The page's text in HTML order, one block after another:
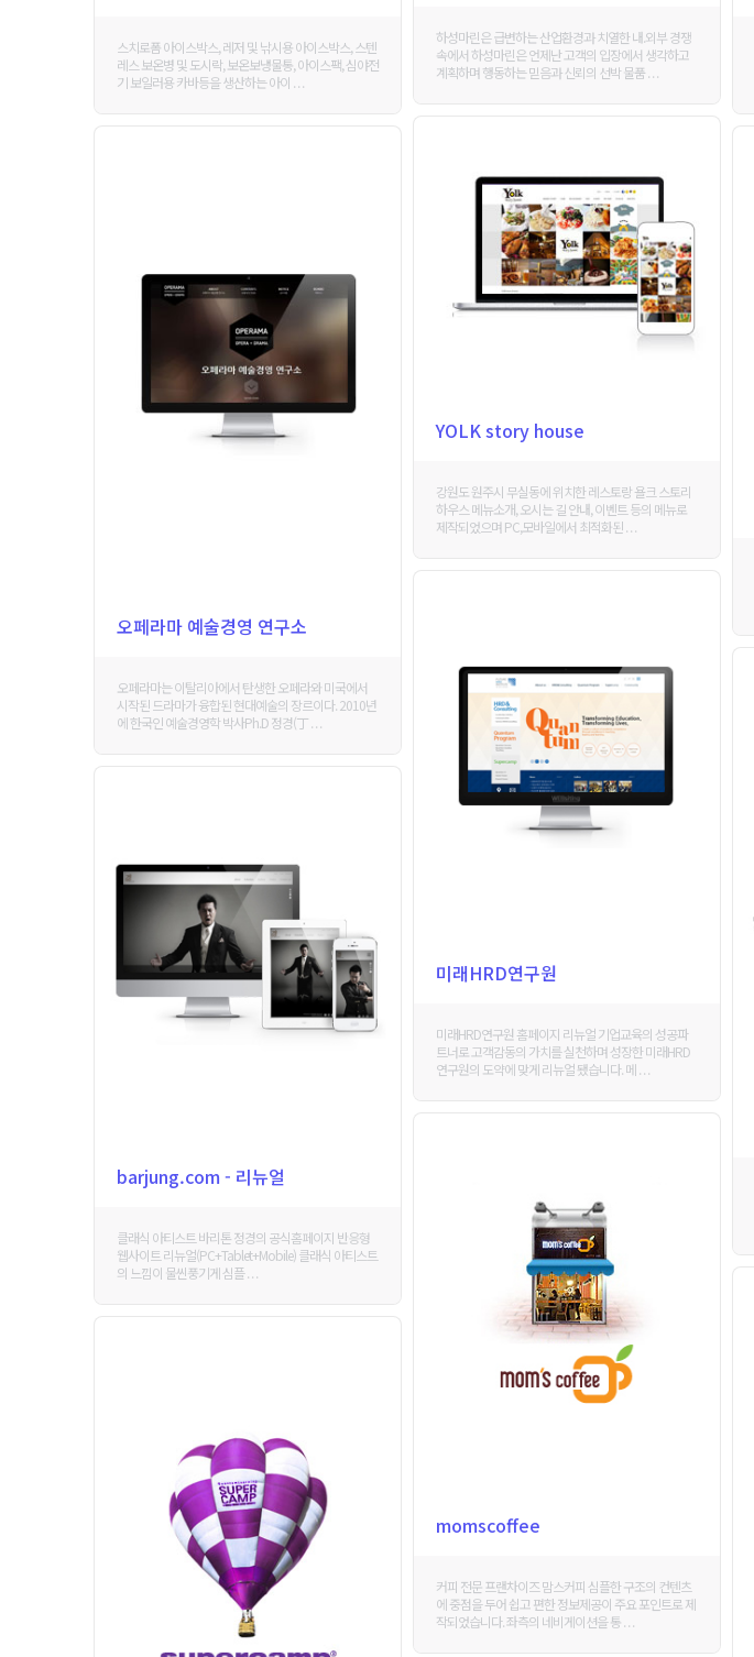
스치로폼 아이스박스, 레저 및 낚시용 아이스박스, 스텐
레스 보온병 및 도시락, 보온보냉물통, 아이스팩, 심야전
기 보일러용 카바등을 생산하는 아이 . . .
하성마린은 급변하는 산업환경과 치열한 내.외부 경쟁
속에서 하성마린은 언제난 고객의 입장에서 생각하고
계획하며 행동하는 믿음과 신뢰의 선박 물품 . . .
YOLK story house
강원도 원주시 무실동에 위치한 레스토랑 욜크 스토리
하우스 메뉴소개, 오시는 길 안내, 이벤트 등의 메뉴로
제작되었으며 PC,모바일에서 최적화된 . . .
오페라마 예술경영 연구소
오페라마는 이탈리아에서 탄생한 오페라와 미국에서
시작된 드라마가 융합된 현대예술의 장르이다. 2010년
에 한국인 예술경영학 박사Ph.D 정경(丁 . . .
미래HRD연구원
미래HRD연구원 홈페이지 리뉴얼 기업교육의 성공파
트너로 고객감동의 가치를 실천하며 성장한 미래HRD
연구원의 도약에 맞게 리뉴얼 됐습니다. 메 . . .
barjung.com - 리뉴얼
클래식 아티스트 바리톤 정경의 공식홈페이지 반응형
웹사이트 리뉴얼(PC+Tablet+Mobile) 클래식 아티스트
의 느낌이 물씬풍기게 심플 . . .
momscoffee
커피 전문 프랜차이즈 맘스커피 심플한 구조의 컨텐츠
에 중점을 두어 쉽고 편한 정보제공이 주요 포인트로 제
작되었습니다. 좌측의 네비게이션을 통 . . .